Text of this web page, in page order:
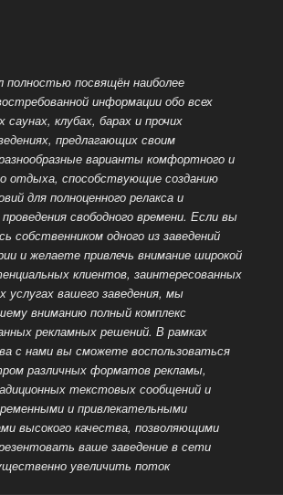
посвящён наиболее
информации обо всех
клубах, барах и прочих
предлагающих своим
варианты комфортного и
отдыха, способствующие созданию
для полноценного релакса и
свободного времени. Если вы
собственником одного из заведений
и желаете привлечь внимание широкой
клиентов, заинтересованных
услугах вашего заведения, мы
вниманию полный комплекс
рекламных решений. В рамках
с нами вы сможете воспользоваться
различных форматов рекламы,
текстовых сообщений и
и привлекательными
высокого качества, позволяющими
ваше заведение в сети
увеличить поток